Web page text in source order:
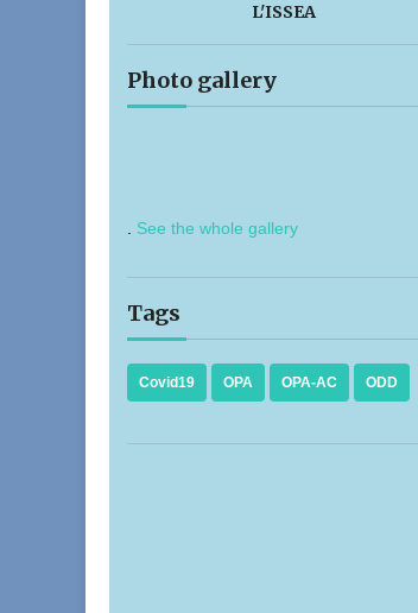
L'ISSEA
Photo gallery
See the whole gallery
Tags
Covid19 OPA OPA-AC ODD